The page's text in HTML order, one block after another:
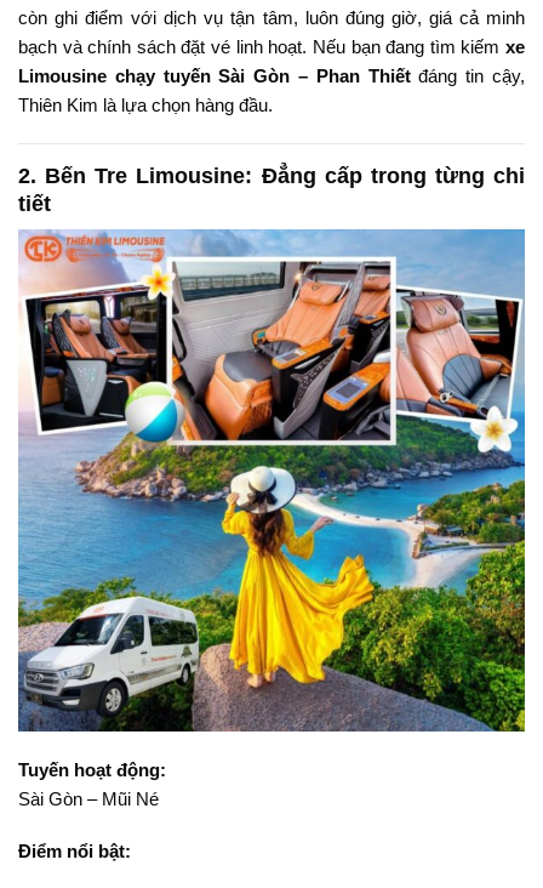
còn ghi điểm với dịch vụ tận tâm, luôn đúng giờ, giá cả minh
bạch và chính sách đặt vé linh hoạt. Nếu bạn đang tìm kiếm xe
Limousine chạy tuyến Sài Gòn – Phan Thiếtđáng tin cậy,
Thiên Kim là lựa chọn hàng đầu.
2. Bến Tre Limousine: Đẳng cấp trong từng chi
tiết
Tuyến hoạt động:
Sài Gòn – Mũi Né
Điểm nổi bật: